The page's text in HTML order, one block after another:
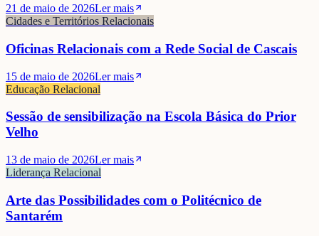
21 de maio de 2026Ler mais
Cidades e Territórios Relacionais
Oficinas Relacionais com a Rede Social de Cascais
15 de maio de 2026Ler mais
Educação Relacional
Sessão de sensibilização na Escola Básica do Prior
Velho
13 de maio de 2026Ler mais
Liderança Relacional
Arte das Possibilidades com o Politécnico de
Santarém